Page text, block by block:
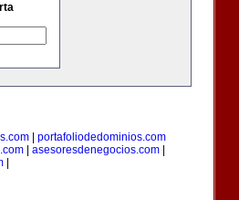
| portafoliodedominios.com
asesoresdenegocios.com
|